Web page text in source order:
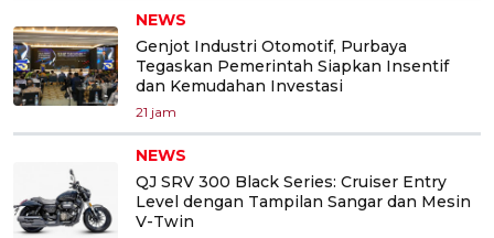
NEWS
Genjot Industri Otomotif, Purbaya
Tegaskan Pemerintah Siapkan Insentif
dan Kemudahan Investasi
21 jam
NEWS
QJ SRV 300 Black Series: Cruiser Entry
Level dengan Tampilan Sangar dan Mesin
V-Twin